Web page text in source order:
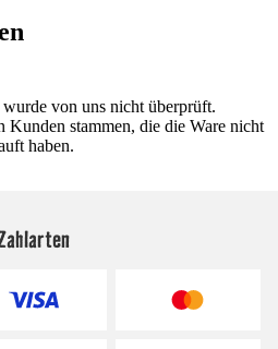
von uns nicht überprüft.
Kunden stammen, die die Ware nicht
haben.